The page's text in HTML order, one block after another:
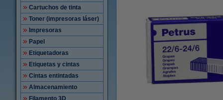
Cartuchos de tinta
Toner (impresoras láser)
Impresoras
Papel
Etiquetadoras
Etiquetas y cintas
Cintas entintadas
Almacenamiento
Filamento 3D